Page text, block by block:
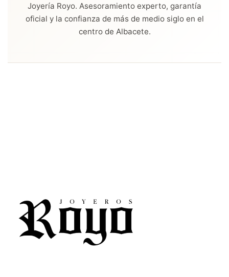
Joyería Royo. Asesoramiento experto, garantía
oficial y la confianza de más de medio siglo en el
centro de Albacete.